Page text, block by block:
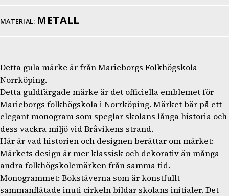
MATERIAL: METALL
Detta gula märke är från Marieborgs Folkhögskola
Norrköping.
Detta guldfärgade märke är det officiella emblemet för
Marieborgs folkhögskola i Norrköping. Märket bär på ett
elegant monogram som speglar skolans långa historia och
dess vackra miljö vid Bråvikens strand.
Här är vad historien och designen berättar om märket:
Märkets design är mer klassisk och dekorativ än många
andra folkhögskolemärken från samma tid.
Monogrammet: Bokstäverna som är konstfullt
sammanflätade inuti cirkeln bildar skolans initialer. Det